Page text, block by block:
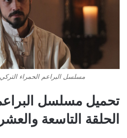
مسلسل البراعم الحمراء التركي
تحميل مسلسل
الحلقة التاسعة